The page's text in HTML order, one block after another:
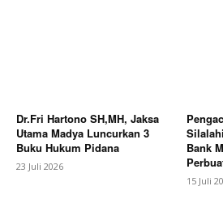
Dr.Fri Hartono SH,MH, Jaksa
Utama Madya Luncurkan 3
Buku Hukum Pidana
23 Juli 2026
Bank
15 Juli